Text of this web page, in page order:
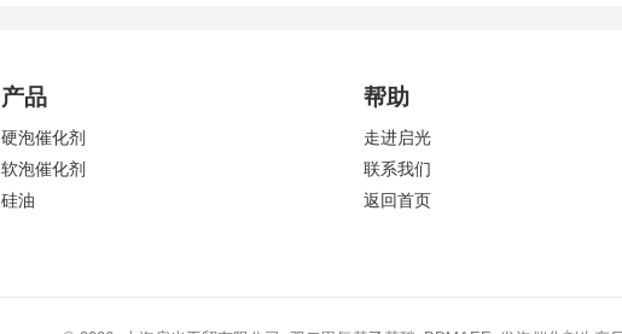
产品
硬泡催化剂
软泡催化剂
硅油
帮助
走进启光
联系我们
返回首页